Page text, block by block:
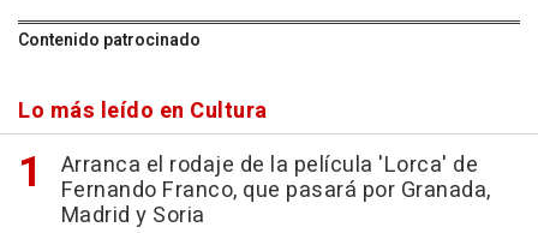
Contenido patrocinado
Lo más leído en Cultura
Arranca el rodaje de la película 'Lorca' de
Fernando Franco, que pasará por Granada,
Madrid y Soria